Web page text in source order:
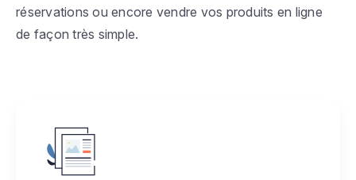
réservations ou encore vendre vos produits en ligne
de façon très simple.